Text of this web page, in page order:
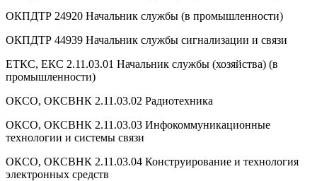
ОКПДТР 24920 Начальник службы (в промышленности)
ОКПДТР 44939 Начальник службы сигнализации и связи
ЕТКС, ЕКС 2.11.03.01 Начальник службы (хозяйства) (в
промышленности)
ОКСО, ОКСВНК 2.11.03.02 Радиотехника
ОКСО, ОКСВНК 2.11.03.03 Инфокоммуникационные
технологии и системы связи
ОКСО, ОКСВНК 2.11.03.04 Конструирование и технология
электронных средств